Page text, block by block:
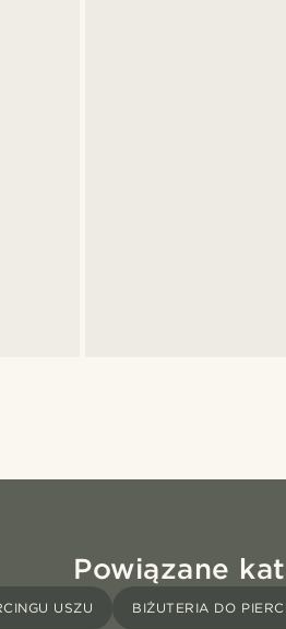
Powiązane
USZU BIŻUTERIA DO